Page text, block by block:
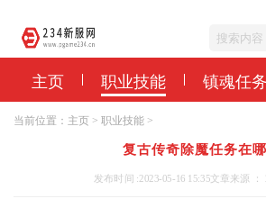
主页 职业技能 镇魂任务
当前位置： 主页 > 职业技能 >
复古传奇除魔任务在
发布时间 :2023-05-16 15:35文章来源 ：